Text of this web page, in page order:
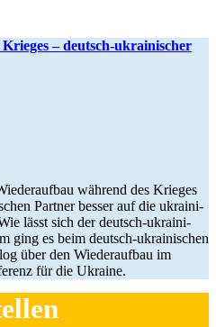
– deutsch-ukrai­­ni­­scher
während des Krieges
Partner besser auf die ukrai­ni­
lässt sich der deutsch-ukrai­­ni­­
ging es beim deutsch-ukrai­­ni­­schen
über den Wie­der­auf­bau im
für die Ukraine.